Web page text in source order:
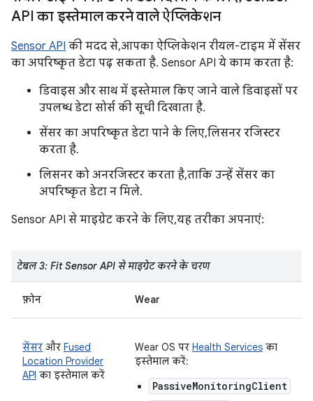
API का इस्तेमाल करने वाले ऐप्लिकेशन
Sensor API की मदद से, आपका ऐप्लिकेशन रीयल-टाइम में सेंसर
का अपरिष्कृत डेटा पढ़ सकता है. Sensor API ये काम करता है:
डिवाइस और साथ में इस्तेमाल किए जाने वाले डिवाइसों पर
उपलब्ध डेटा सोर्स की सूची दिखाता है.
सेंसर का अपरिष्कृत डेटा पाने के लिए, लिसनर रजिस्टर
करता है.
लिसनर को अनरजिस्टर करता है, ताकि उन्हें सेंसर का
अपरिष्कृत डेटा न मिले.
Sensor API से माइग्रेट करने के लिए, यह तरीका अपनाएं:
टेबल 3: Fit Sensor API से माइग्रेट करने के चरण
फ़ोन Wear
सेंसर और Fused
Location Provider
API का इस्तेमाल करें
Wear OS पर Health Services का
इस्तेमाल करें:
PassiveMonitoringClient